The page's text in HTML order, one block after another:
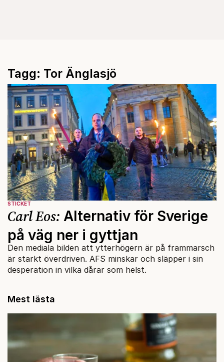
Tagg: Tor Änglasjö
STICKET
Carl Eos: Alternativ för Sverige
på väg ner i gyttjan
Den mediala bilden att ytterhögern är på frammarsch
är starkt överdriven. AFS minskar och släpper i sin
desperation in vilka dårar som helst.
Mest lästa